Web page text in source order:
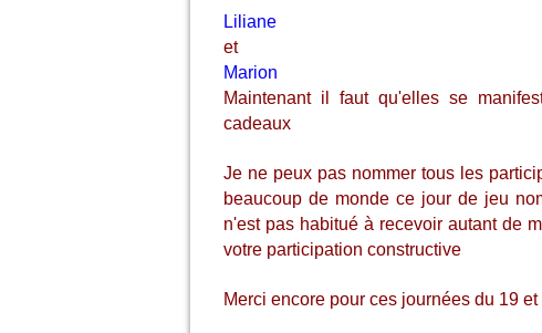
Liliane
et
Marion
Maintenant il faut qu'elles se
cadeaux
Je ne peux pas nommer tous les
beaucoup de monde ce jour de jeu
n'est pas habitué à recevoir autant de
votre participation constructive
Merci encore pour ces journées du 19